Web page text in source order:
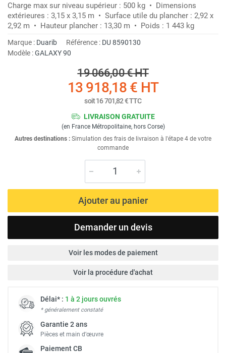
Charge max sur niveau supérieur : 500 kg • Dimensions
extérieures : 3,15 x 3,15 m • Surface utile du plancher : 2,92 x
2,92 m • Hauteur plancher : 13,30 m • Poids : 1 443 kg
Marque : Duarib Référence : DU 8590130
Modèle :GALAXY 90
19 066,00 €HT
13 918,18 € HT
soit16 701,82 €TTC
LIVRAISON GRATUITE
(en France Métropolitaine, hors Corse)
Autres destinations : Simulation des frais de livraison à l'étape 4 de votre
commande
Ajouter au panier
Demander un devis
Voir les modes de paiement
Voir la procédure d'achat
Délai* : 1 à 2 jours ouvrés
* généralement constaté
Garantie 2 ans
Pièces et main d’œuvre
PaiementCB